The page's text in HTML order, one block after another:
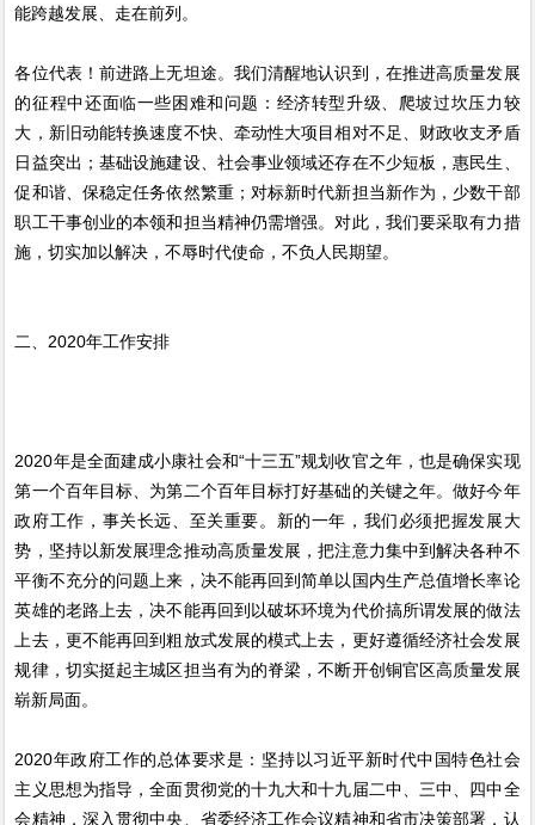
能跨越发展、走在前列。
各位代表！前进路上无坦途。我们清醒地认识到，在推进高质量发展
的征程中还面临一些困难和问题：经济转型升级、爬坡过坎压力较
大，新旧动能转换速度不快、牵动性大项目相对不足、财政收支矛盾
日益突出；基础设施建设、社会事业领域还存在不少短板，惠民生、
促和谐、保稳定任务依然繁重；对标新时代新担当新作为，少数干部
职工干事创业的本领和担当精神仍需增强。对此，我们要采取有力措
施，切实加以解决，不辱时代使命，不负人民期望。
二、2020年工作安排
2020年是全面建成小康社会和“十三五”规划收官之年，也是确保实现
第一个百年目标、为第二个百年目标打好基础的关键之年。做好今年
政府工作，事关长远、至关重要。新的一年，我们必须把握发展大
势，坚持以新发展理念推动高质量发展，把注意力集中到解决各种不
平衡不充分的问题上来，决不能再回到简单以国内生产总值增长率论
英雄的老路上去，决不能再回到以破坏环境为代价搞所谓发展的做法
上去，更不能再回到粗放式发展的模式上去，更好遵循经济社会发展
规律，切实挺起主城区担当有为的脊梁，不断开创铜官区高质量发展
崭新局面。
2020年政府工作的总体要求是：坚持以习近平新时代中国特色社会
主义思想为指导，全面贯彻党的十九大和十九届二中、三中、四中全
会精神，深入贯彻中央、省委经济工作会议精神和省市决策部署，认